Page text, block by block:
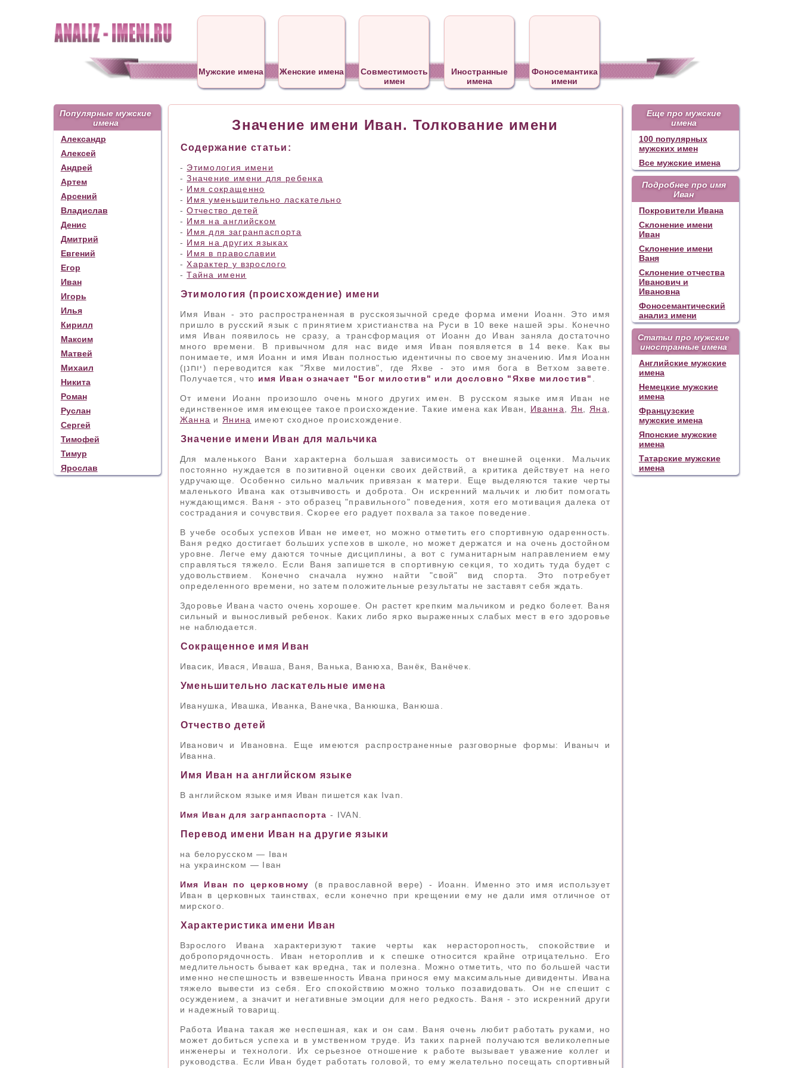
Мужские имена Женские имена
Совместимость
имен
Иностранные
имена
Фоносемантика
имени
Значение имени Иван. Толкование имени
Содержание статьи:
- Этимология имени
-Значение имени для ребенка
- Имя сокращенно
- Имя уменьшительно ласкательно
-Отчество детей
- Имя на английском
- Имя для загранпаспорта
- Имя на других языках
- Имя в православии
-Характер у взрослого
-Тайна имени
Этимология (происхождение) имени
Имя Иван - это распространенная в русскоязычной среде форма имени Иоанн. Это имя
пришло в русский язык с принятием христианства на Руси в 10 веке нашей эры. Конечно
имя Иван появилось не сразу, а трансформация от Иоанн до Иван заняла достаточно
много времени. В привычном для нас виде имя Иван появляется в 14 веке. Как вы
понимаете, имя Иоанн и имя Иван полностью идентичны по своему значению. Имя Иоанн
(יוחנן) переводится как "Яхве милостив", где Яхве - это имя бога в Ветхом завете.
Получается, что имя Иван означает "Бог милостив" или дословно "Яхве милостив"
От имени Иоанн произошло очень много других имен. В русском языке имя Иван не
единственное имя имеющее такое происхождение. Такие имена как Иван, Иванна Ян Яна
Жанна и Янина имеют сходное происхождение.
Значение имени Иван для мальчика
Для маленького Вани характерна большая зависимость от внешней оценки. Мальчик
постоянно нуждается в позитивной оценки своих действий, а критика действует на него
удручающе. Особенно сильно мальчик привязан к матери. Еще выделяются такие черты
маленького Ивана как отзывчивость и доброта. Он искренний мальчик и любит помогать
нуждающимся. Ваня - это образец "правильного" поведения, хотя его мотивация далека от
сострадания и сочувствия. Скорее его радует похвала за такое поведение.
В учебе особых успехов Иван не имеет, но можно отметить его спортивную одаренность.
Ваня редко достигает больших успехов в школе, но может держатся и на очень достойном
уровне. Легче ему даются точные дисциплины, а вот с гуманитарным направлением ему
справляться тяжело. Если Ваня запишется в спортивную секция, то ходить туда будет с
удовольствием. Конечно сначала нужно найти "свой" вид спорта. Это потребует
определенного времени, но затем положительные результаты не заставят себя ждать.
Здоровье Ивана часто очень хорошее. Он растет крепким мальчиком и редко болеет. Ваня
сильный и выносливый ребенок. Каких либо ярко выраженных слабых мест в его здоровье
не наблюдается.
Сокращенное имя Иван
Ивасик, Ивася, Иваша, Ваня, Ванька, Ванюха, Ванёк, Ванёчек.
Уменьшительно ласкательные имена
Иванушка, Ивашка, Иванка, Ванечка, Ванюшка, Ванюша.
Отчество детей
Иванович и Ивановна. Еще имеются распространенные разговорные формы: Иваныч и
Иванна.
Имя Иван на английском языке
В английском языке имя Иван пишется как Ivan.
Имя Иван для загранпаспорта - IVAN.
Перевод имени Иван на другие языки
на белорусском — Іван
на украинском — Іван
Имя Иван по церковному
(в православной вере) - Иоанн. Именно это имя использует
Иван в церковных таинствах, если конечно при крещении ему не дали имя отличное от
мирского.
Характеристика имени Иван
Взрослого Ивана характеризуют такие черты как нерасторопность, спокойствие и
добропорядочность. Иван нетороплив и к спешке относится крайне отрицательно. Его
медлительность бывает как вредна, так и полезна. Можно отметить, что по большей части
именно неспешность и взвешенность Ивана принося ему максимальные дивиденты. Ивана
тяжело вывести из себя. Его спокойствию можно только позавидовать. Он не спешит с
осуждением, а значит и негативные эмоции для него редкость. Ваня - это искренний други
и надежный товарищ.
Работа Ивана такая же неспешная, как и он сам. Ваня очень любит работать руками, но
может добиться успеха и в умственном труде. Из таких парней получаются великолепные
инженеры и технологи. Их серьезное отношение к работе вызывает уважение коллег и
руководства. Если Иван будет работать головой, то ему желательно посещать спортивный
Популярные мужские
имена
Александр
Алексей
Андрей
Артем
Арсений
Владислав
Денис
Дмитрий
Евгений
Егор
Иван
Игорь
Илья
Кирилл
Максим
Матвей
Михаил
Никита
Роман
Руслан
Сергей
Тимофей
Тимур
Ярослав
Еще про мужские
имена
100 популярных
мужских имен
Все мужские имена
Подробнее про имя
Иван
Покровители Ивана
Склонение имени
Иван
Склонение имени
Ваня
Склонение отчества
Иванович и
Ивановна
Фоносемантический
анализ имени
Статьи про мужские
иностранные имена
Английские мужские
имена
Немецкие мужские
имена
Французские
мужские имена
Японские мужские
имена
Татарские мужские
имена